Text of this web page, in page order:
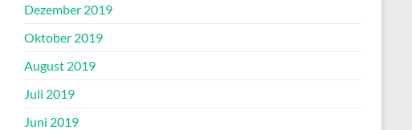
Dezember 2019
Oktober 2019
August 2019
Juli 2019
Juni 2019